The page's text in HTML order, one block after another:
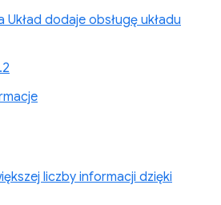
Układ dodaje obsługę układu
liczby informacji dzięki